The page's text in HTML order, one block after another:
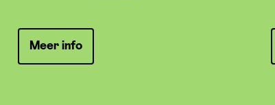
Meer info